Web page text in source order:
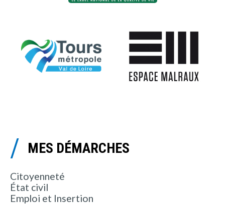
MES DÉMARCHES
Citoyenneté
État civil
Emploi et Insertion